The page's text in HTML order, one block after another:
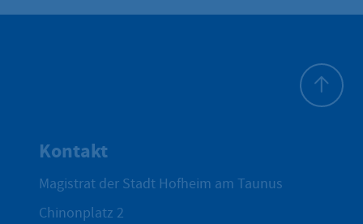
Kontakt
Magistrat der Stadt Hofheim am Taunus
Chinonplatz 2